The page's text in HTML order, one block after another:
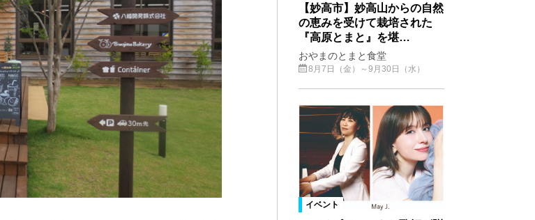
【妙高市】妙高山からの自然
の恵みを受けて栽培された
『高原とまと』を堪…
おやまのとまと食堂
8月7日（金）～9月30日（水）
イベント